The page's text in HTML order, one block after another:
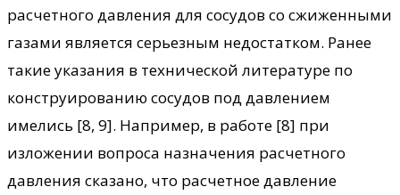
расчетного давления для сосудов со сжиженными
газами является серьезным недостатком. Ранее
такие указания в технической литературе по
конструированию сосудов под давлением
имелись [8, 9]. Например, в работе [8] при
изложении вопроса назначения расчетного
давления сказано, что расчетное давление